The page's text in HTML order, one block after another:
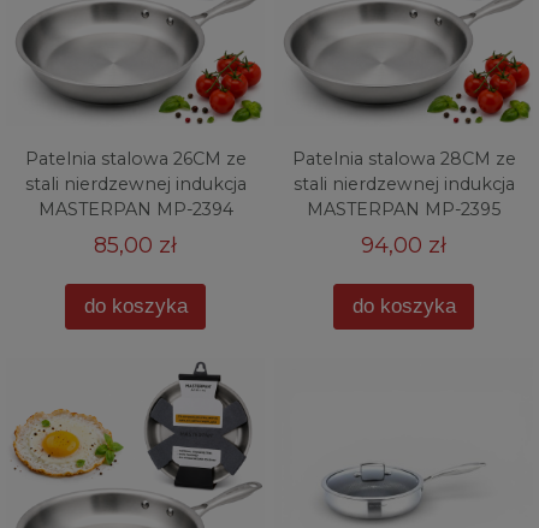
Patelnia stalowa 26CM ze
stali nierdzewnej indukcja
MASTERPAN MP-2394
85,00 zł
do koszyka
Patelnia stalowa 28CM ze
stali nierdzewnej indukcja
MASTERPAN MP-2395
94,00 zł
do koszyka